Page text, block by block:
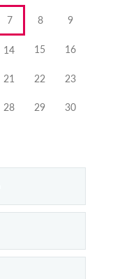
7 8 9
14 15 16
21 22 23
28 29 30